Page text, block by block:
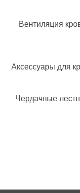
Вентиляция
Аксессуары для
Чердачные